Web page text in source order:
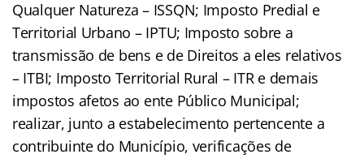
Qualquer Natureza – ISSQN; Imposto Predial e
Territorial Urbano – IPTU; Imposto sobre a
transmissão de bens e de Direitos a eles relativos
– ITBI; Imposto Territorial Rural – ITR e demais
impostos afetos ao ente Público Municipal;
realizar, junto a estabelecimento pertencente a
contribuinte do Município, verificações de